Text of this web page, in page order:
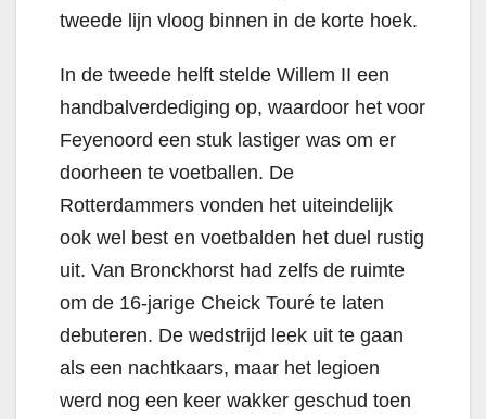
tweede lijn vloog binnen in de korte hoek.
In de tweede helft stelde Willem II een
handbalverdediging op, waardoor het voor
Feyenoord een stuk lastiger was om er
doorheen te voetballen. De
Rotterdammers vonden het uiteindelijk
ook wel best en voetbalden het duel rustig
uit. Van Bronckhorst had zelfs de ruimte
om de 16-jarige Cheick Touré te laten
debuteren. De wedstrijd leek uit te gaan
als een nachtkaars, maar het legioen
werd nog een keer wakker geschud toen